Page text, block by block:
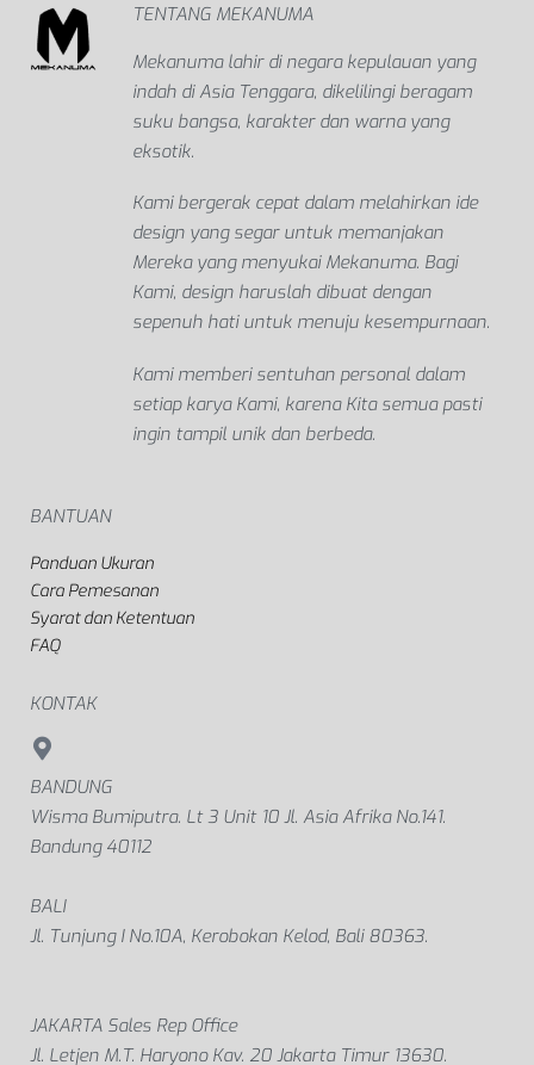
TENTANG MEKANUMA
Mekanuma lahir di negara kepulauan yang
indah di Asia Tenggara, dikelilingi beragam
suku bangsa, karakter dan warna yang
eksotik.
Kami bergerak cepat dalam melahirkan ide
design yang segar untuk memanjakan
Mereka yang menyukai Mekanuma. Bagi
Kami, design haruslah dibuat dengan
sepenuh hati untuk menuju kesempurnaan.
Kami memberi sentuhan personal dalam
setiap karya Kami, karena Kita semua pasti
ingin tampil unik dan berbeda.
BANTUAN
Panduan Ukuran
Cara Pemesanan
Syarat dan Ketentuan
FAQ
KONTAK
BANDUNG
Wisma Bumiputra. Lt 3 Unit 10 Jl. Asia Afrika No.141.
Bandung 40112
BALI
Jl. Tunjung I No.10A, Kerobokan Kelod, Bali 80363.
JAKARTA Sales Rep Office
Jl. Letjen M.T. Haryono Kav. 20 Jakarta Timur 13630.